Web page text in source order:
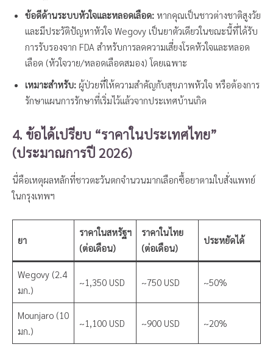
ข้อดีด้านระบบหัวใจและหลอดเลือด: หากคุณเป็นชาวต่างชาติสูงวัย
และมีประวัติปัญหาหัวใจ Wegovy เป็นยาตัวเดียวในขณะนี้ที่ได้รับ
การรับรองจาก FDA สำหรับการลดความเสี่ยงโรคหัวใจและหลอด
เลือด (หัวใจวาย/หลอดเลือดสมอง) โดยเฉพาะ
เหมาะสำหรับ: ผู้ป่วยที่ให้ความสำคัญกับสุขภาพหัวใจ หรือต้องการ
รักษาแผนการรักษาที่เริ่มไว้แล้วจากประเทศบ้านเกิด
4. ข้อได้เปรียบ “ราคาในประเทศไทย”
(ประมาณการปี 2026)
นี่คือเหตุผลหลักที่ชาวตะวันตกจำนวนมากเลือกซื้อยาตามใบสั่งแพทย์
ในกรุงเทพฯ
ยา
ราคาในสหรัฐฯ
(ต่อเดือน)
ราคาในไทย
(ต่อเดือน)
ประหยัดได้
Wegovy (2.4
มก.)
~1,350 USD ~750 USD ~50%
Mounjaro (10
มก.)
~1,100 USD ~900 USD ~20%